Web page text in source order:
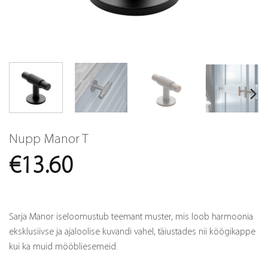
Nupp Manor T
€13.60
Sarja Manor iseloomustub teemant muster, mis loob harmoonia
eksklusiivse ja ajaloolise kuvandi vahel, täiustades nii köögikappe
kui ka muid mööbliesemeid.